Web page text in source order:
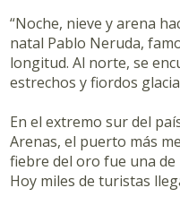
“Noche, nieve y arena
natal Pablo Neruda,
longitud. Al norte, se
estrechos y fiordos
En el extremo sur del
Arenas, el puerto más
fiebre del oro fue una
Hoy miles de turistas